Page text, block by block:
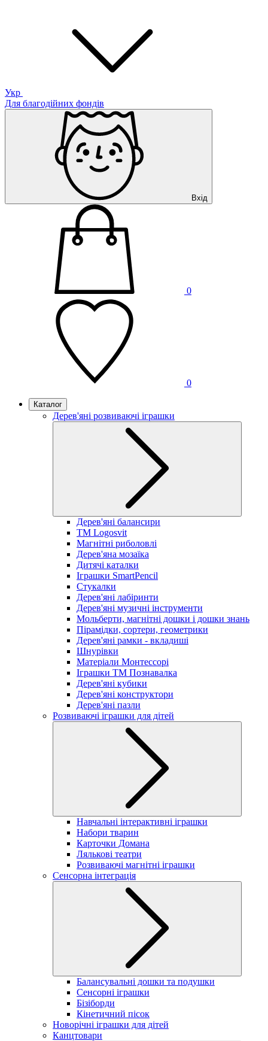
Укр
Для благодійних фондів
Вхід
0
0
Каталог
Дерев'яні розвиваючі іграшки
Дерев'яні балансири
TM Logosvit
Магнітні риболовлі
Дерев'яна мозаїка
Дитячі каталки
Іграшки SmartPencil
Стукалки
Дерев'яні лабіринти
Дерев'яні музичні інструменти
Мольберти, магнітні дошки і дошки знань
Пірамідки, сортери, геометрики
Дерев'яні рамки - вкладиші
Шнурівки
Матеріали Монтессорі
Іграшки ТМ Познавалка
Дерев'яні кубики
Дерев'яні конструктори
Дерев'яні пазли
Розвиваючі іграшки для дітей
Навчальні інтерактивні іграшки
Набори тварин
Карточки Домана
Лялькові театри
Розвиваючі магнітні іграшки
Сенсорна інтеграція
Балансувальні дошки та подушки
Сенсорні іграшки
Бізіборди
Кінетичний пісок
Новорічні іграшки для дітей
Канцтовари